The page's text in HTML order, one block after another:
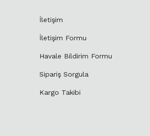
İletişim
İletişim Formu
Havale Bildirim Formu
Sipariş Sorgula
Kargo Takibi